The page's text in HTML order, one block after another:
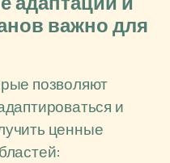
важно для
позволяют
и
ценные